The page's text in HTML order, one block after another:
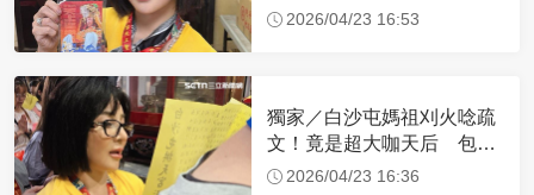
蹟 一靠近媽祖就爆哭
2026/04/23 16:53
獨家／白沙屯媽祖刈火唸疏
文！竟是超大咖天后 包尿
布忍尿5小時不喊累
2026/04/23 16:36